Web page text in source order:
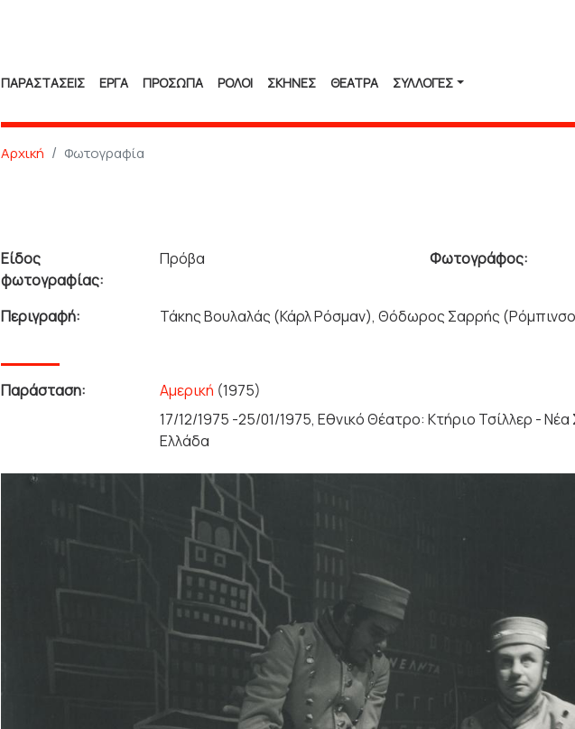
ΠΑΡΑΣΤΑΣΕΙΣ ΕΡΓΑ ΠΡΟΣΩΠΑ ΡΟΛΟΙ ΣΚΗΝΕΣ ΘΕΑΤΡΑ ΣΥΛΛΟΓΈΣ
Αρχική Φωτογραφία
Είδος
φωτογραφίας:
Πρόβα Φωτογράφος:
Περιγραφή: Τάκης Βουλαλάς (Κάρλ Ρόσμαν), Θόδωρος Σαρρής
Παράσταση: Αμερική (1975)
17/12/1975 -25/01/1975, Εθνικό Θέατρο: Κτήριο Τσίλλερ -
Ελλάδα